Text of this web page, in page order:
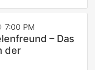
7:00 PM
– Das
der